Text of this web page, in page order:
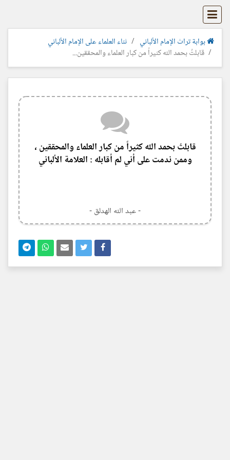
بوابة تراث الإمام الألباني
ثناء العلماء على الإمام الألباني
قابلتُ بحمد الله كثيراً من كبار العلماء والمحققين...
قابلتُ بحمد الله كثيراً من كبار العلماء والمحققين ،
وممن ندمت على أني لم أقابله : العلامة الألباني
- عبد الله الهدلق -